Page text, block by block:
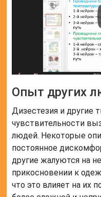
Опыт других
Дизестезия и другие
чувствительности
людей. Некоторые
постоянное
другие жалуются на
прикосновении к
что это влияет на их